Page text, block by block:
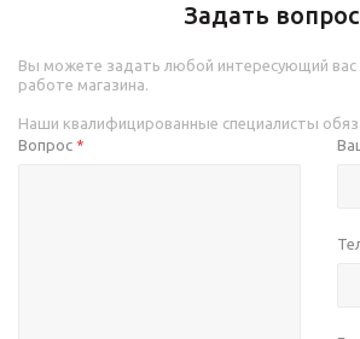
Задать вопрос
Вы можете задать любой интересующий вас
работе магазина.
Наши квалифицированные специалисты
Вопрос *